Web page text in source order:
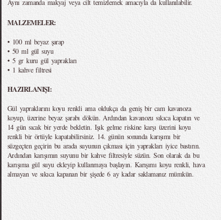
Aynı zamanda makyaj veya cilt temizlemek amacıyla da kullanılabilir.
MALZEMELER:
• 100 ml beyaz şarap
• 50 ml gül suyu
• 5 gr kuru gül yaprakları
• 1 kahve filtresi
HAZIRLANIŞI:
Gül yapraklarını koyu renkli ama oldukça da geniş bir cam kavanoza
koyup, üzerine beyaz şarabı dökün. Ardından kavanozu sıkıca kapatın ve
14 gün sıcak bir yerde bekletin. Işık gelme riskine karşı üzerini koyu
renkli bir örtüyle kapatabilirsiniz. 14. günün sonunda karışımı bir
süzgeçten geçirin bu arada suyunun çıkması için yaprakları iyice bastırın.
Ardından karışımın suyunu bir kahve filtresiyle süzün. Son olarak da bu
karışıma gül suyu ekleyip kullanmaya başlayın. Karışımı koyu renkli, hava
almayan ve sıkıca kapanan bir şişede 6 ay kadar saklamanız mümkün.